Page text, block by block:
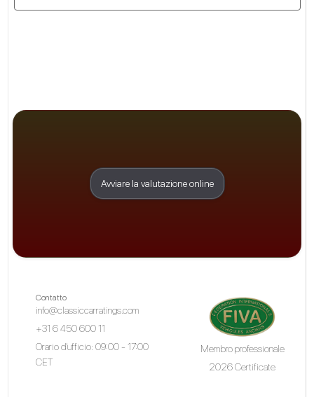
Avviare la valutazione online
Contatto
info@classiccarratings.com
+31 6 450 600 11
Orario d'ufficio: 09:00 - 17:00
CET
Membro professionale
2026 Certificate